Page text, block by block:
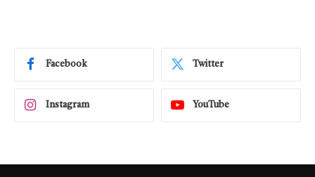
Facebook Twitter
Instagram YouTube